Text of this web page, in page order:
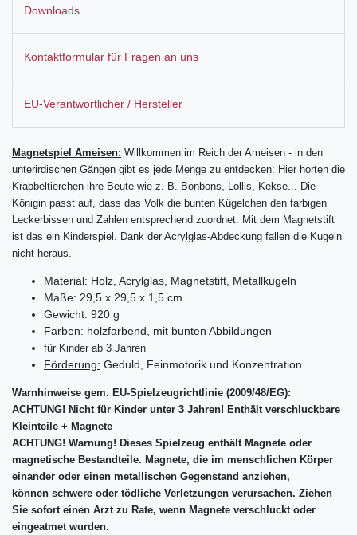
Downloads
Kontaktformular für Fragen an uns
EU-Verantwortlicher / Hersteller
Magnetspiel Ameisen: Willkommen im Reich der Ameisen - in den
unterirdischen Gängen gibt es jede Menge zu entdecken: Hier horten die
Krabbeltierchen ihre Beute wie z. B. Bonbons, Lollis, Kekse... Die
Königin passt auf, dass das Volk die bunten Kügelchen den farbigen
Leckerbissen und Zahlen entsprechend zuordnet. Mit dem Magnetstift
ist das ein Kinderspiel. Dank der Acrylglas-Abdeckung fallen die Kugeln
nicht heraus.
Material: Holz, Acrylglas, Magnetstift, Metallkugeln
Maße: 29,5 x 29,5 x 1,5 cm
Gewicht: 920 g
Farben: holzfarbend, mit bunten Abbildungen
für Kinder ab 3 Jahren
Förderung: Geduld, Feinmotorik und Konzentration
Warnhinweise gem. EU-Spielzeugrichtlinie (2009/48/EG):
ACHTUNG! Nicht für Kinder unter 3 Jahren! Enthält verschluckbare
Kleinteile + Magnete
ACHTUNG! Warnung! Dieses Spielzeug enthält Magnete oder
magnetische Bestandteile. Magnete, die im menschlichen Körper
einander oder einen metallischen Gegenstand anziehen,
können schwere oder tödliche Verletzungen verursachen. Ziehen
Sie sofort einen Arzt zu Rate, wenn Magnete verschluckt oder
eingeatmet wurden.